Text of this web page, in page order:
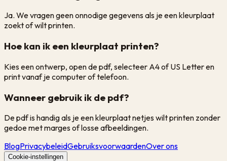
Ja. We vragen geen onnodige gegevens als je een kleurplaat
zoekt of wilt printen.
Hoe kan ik een kleurplaat printen?
Kies een ontwerp, open de pdf, selecteer A4 of US Letter en
print vanaf je computer of telefoon.
Wanneer gebruik ik de pdf?
De pdf is handig als je een kleurplaat netjes wilt printen zonder
gedoe met marges of losse afbeeldingen.
BlogPrivacybeleidGebruiksvoorwaardenOver ons
Cookie-instellingen